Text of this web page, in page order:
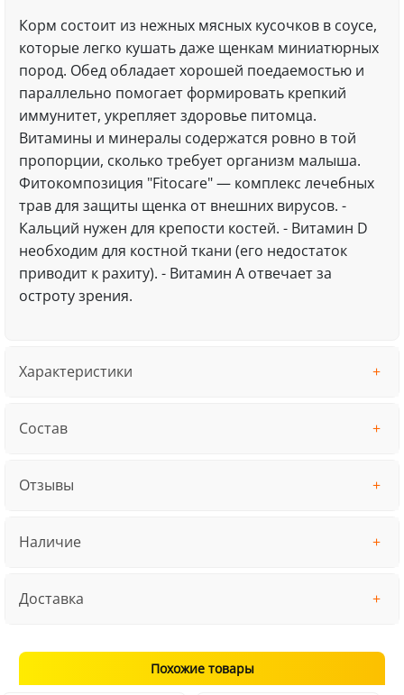
Корм состоит из нежных мясных кусочков в соусе,
которые легко кушать даже щенкам миниатюрных
пород. Обед обладает хорошей поедаемостью и
параллельно помогает формировать крепкий
иммунитет, укрепляет здоровье питомца.
Витамины и минералы содержатся ровно в той
пропорции, сколько требует организм малыша.
Фитокомпозиция "Fitocare" — комплекс лечебных
трав для защиты щенка от внешних вирусов. -
Кальций нужен для крепости костей. - Витамин D
необходим для костной ткани (его недостаток
приводит к рахиту). - Витамин А отвечает за
остроту зрения.
Характеристики
Состав
Отзывы
Наличие
Доставка
Похожие товары